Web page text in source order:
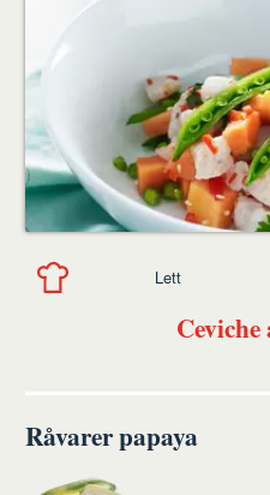
Lett
Råvarer papaya